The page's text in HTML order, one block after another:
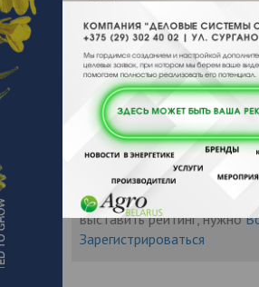
Отзывы
Отзывы
Чтобы оставить
выставить рейтинг, нужно
Зарегистрироваться